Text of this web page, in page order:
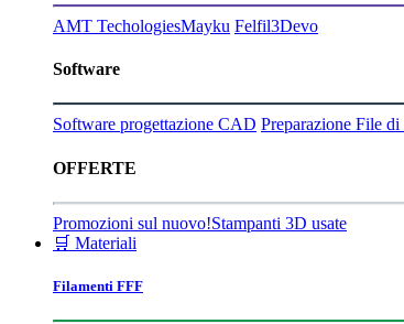
AMT TechologiesMayku Felfil3Devo
Software
Software progettazione CAD Preparazione File di
OFFERTE
Promozioni sul nuovo!Stampanti 3D usate
🛒 Materiali
Filamenti FFF